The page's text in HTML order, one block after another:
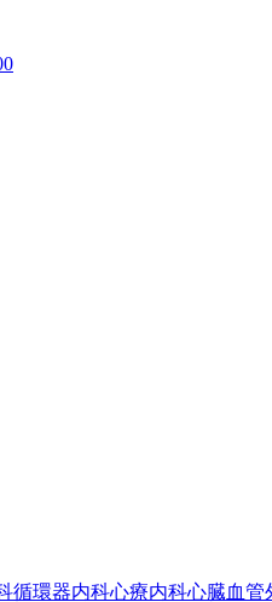
循環器内科心療内科心臓血管